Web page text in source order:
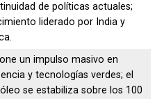
de políticas actuales;
liderado por India y
un impulso masivo en
y tecnologías verdes; el
se estabiliza sobre los 100